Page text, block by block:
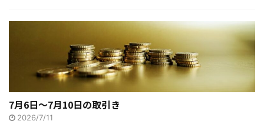
7月6日～7月10日の取引き
2026/7/11